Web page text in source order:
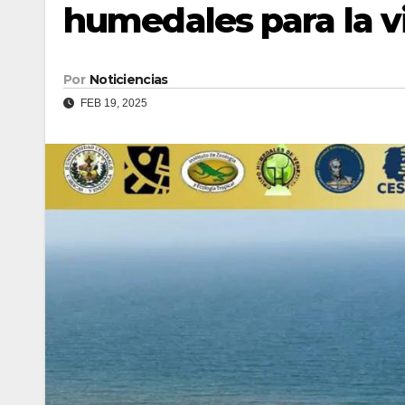
humedales para la
Por Noticiencias
FEB 19, 2025